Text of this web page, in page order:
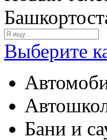
Выберите
Бани и